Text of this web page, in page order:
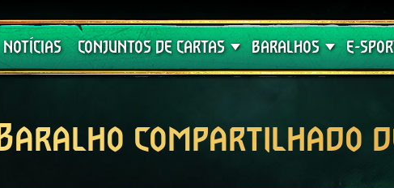
NOTÍCIAS CONJUNTOS DE CARTAS
Crimson Curse
BARALHOS
Guia de Baralhos
E-
Baralho compartilhado